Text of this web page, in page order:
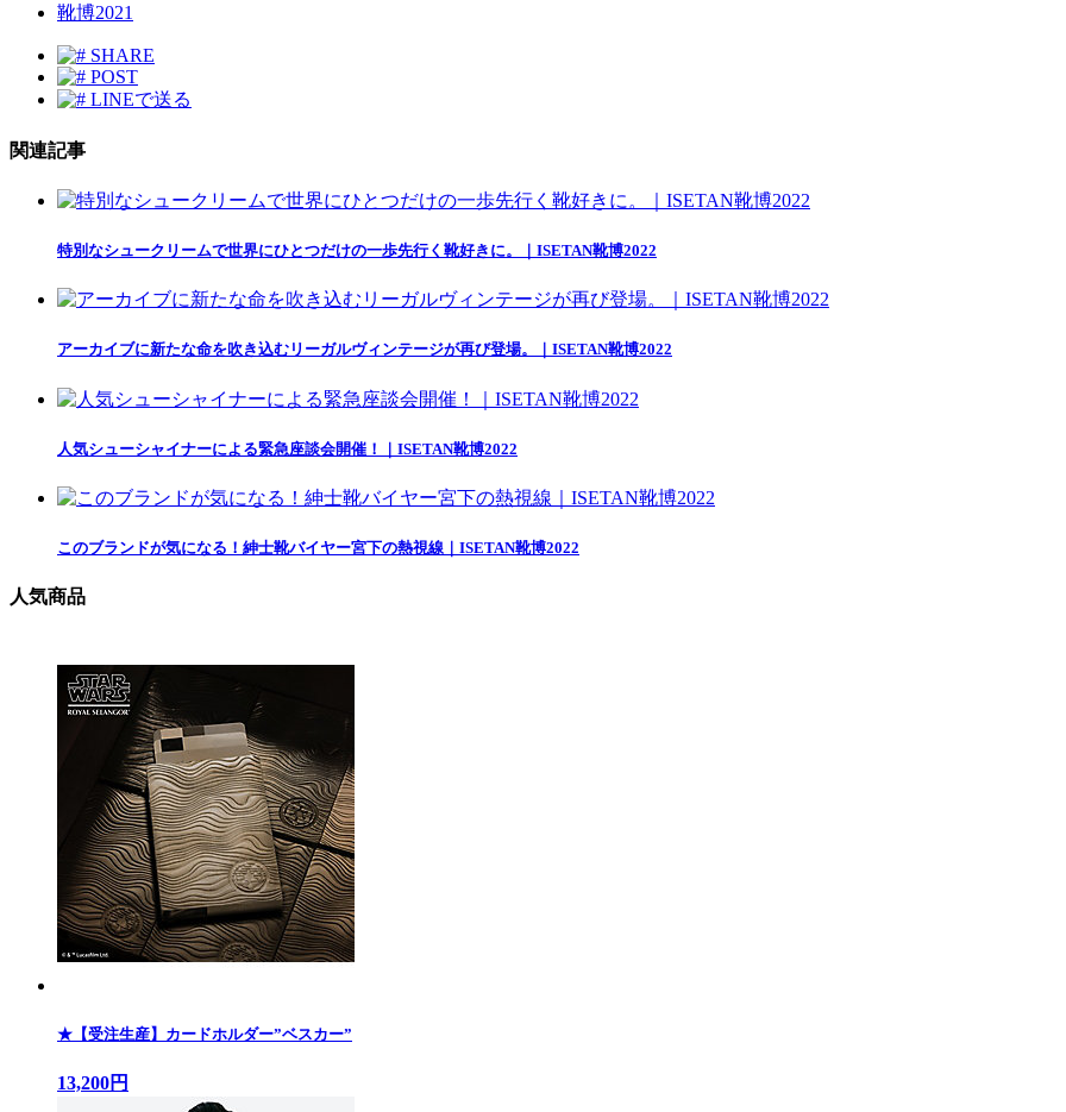
靴博2021
SHARE
POST
LINEで送る
関連記事
特別なシュークリームで世界にひとつだけの一歩先行く靴好きに。｜ISETAN靴博2022
アーカイブに新たな命を吹き込むリーガルヴィンテージが再び登場。｜ISETAN靴博2022
人気シューシャイナーによる緊急座談会開催！｜ISETAN靴博2022
このブランドが気になる！紳士靴バイヤー宮下の熱視線｜ISETAN靴博2022
人気商品
★【受注生産】カードホルダー”ベスカー”
13,200円